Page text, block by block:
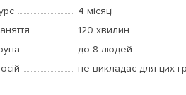
4 місяці
120 хвилин
до 8 людей
не викладає для цих